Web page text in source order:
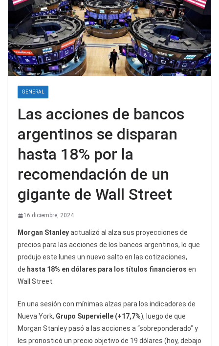
GENERAL
Las acciones de bancos
argentinos se disparan
hasta 18% por la
recomendación de un
gigante de Wall Street
16 diciembre, 2024
Morgan Stanleyactualizó al alza sus proyecciones de
precios para las acciones de los bancos argentinos, lo que
produjo este lunes un nuevo salto en las cotizaciones,
de hasta 18% en dólares para los títulos financieros en
Wall Street.
En una sesión con mínimas alzas para los indicadores de
Nueva York, Grupo Supervielle (+17,7%), luego de que
Morgan Stanley pasó a las acciones a “sobreponderado” y
les pronosticó un precio objetivo de 19 dólares (hoy, debajo